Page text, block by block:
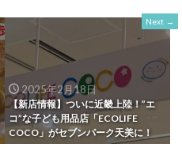
Next
2025年2月18日
【新店情報】ついに近畿上陸！”エ
コ”な子ども用品店「ECOLIFE
COCO」がセブンパーク天美に！